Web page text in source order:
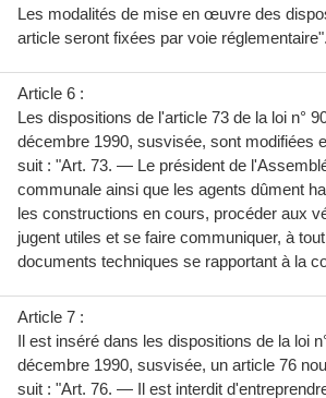
Les modalités de mise en œuvre des
article seront fixées par voie réglementaire".
Article 6 :
Les dispositions de l'article 73 de la loi n°
décembre 1990, susvisée, sont modifiées
suit : "Art. 73. — Le président de
communale ainsi que les agents dûment
les constructions en cours, procéder aux
jugent utiles et se faire communiquer, à
documents techniques se rapportant à la
Article 7 :
Il est inséré dans les dispositions de la loi
décembre 1990, susvisée, un article 76
suit : "Art. 76. — Il est interdit